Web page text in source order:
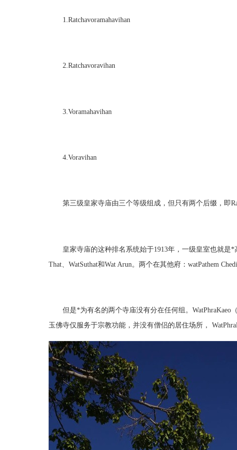
1.Ratchavoramahavihan
2.Ratchavoravihan
3.Voramahavihan
4.Voravihan
第三级皇家寺庙由三个等级组成，但只有两个后缀，即
皇家寺庙的这种排名系统始于1913年，一级皇室也就是*
That、WatSuthat和Wat Arun。两个在其他府：watPathem Chedi
但是*为有名的两个寺庙没有分在任何组。WatPhraKaeo（
玉佛寺仅服务于宗教功能，并没有僧侣的居住场所，